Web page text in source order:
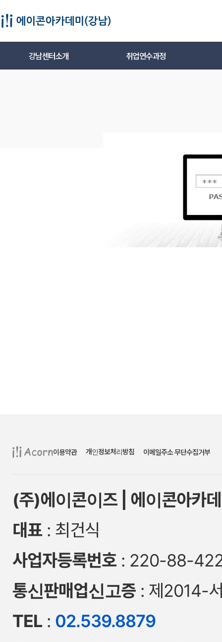
강남센터소개 취업연수과정
이용약관 개인정보처리방침 이메일주소 무단수집거부
(주)에이콘이즈 | 에이콘아카
대표: 최건식
사업자등록번호: 220-88-
통신판매업신고증: 제2014-
TEL: 02.539.8879